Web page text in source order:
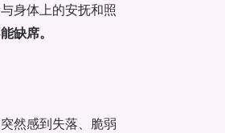
身体上的安抚和照
缺席。
然感到失落、脆弱